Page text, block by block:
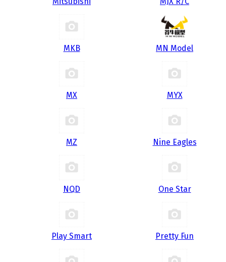
MKB MN Model
MX MYX
MZ Nine Eagles
NQD One Star
Play Smart Pretty Fun